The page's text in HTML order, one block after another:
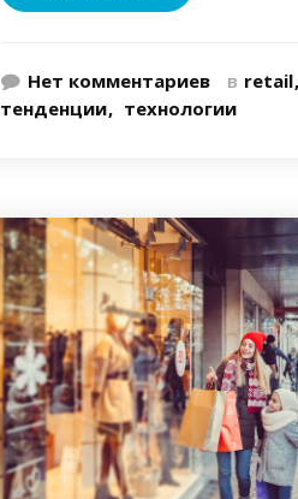
Нет комментариев в retail
тенденции
технологии